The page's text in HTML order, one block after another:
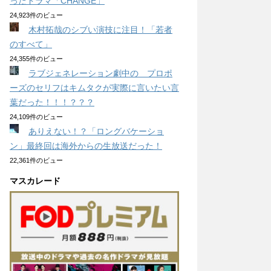
24,923件のビュー
木村拓哉のシブい演技に注目！「若者
のすべて」
24,355件のビュー
ラブジェネレーション劇中の プロポ
ーズのセリフはキムタクが実際に言いたい言
葉だった！！！？？？
24,109件のビュー
ありえない！？「ロングバケーショ
ン」最終回は海外からの生放送だった！
22,361件のビュー
マスカレード